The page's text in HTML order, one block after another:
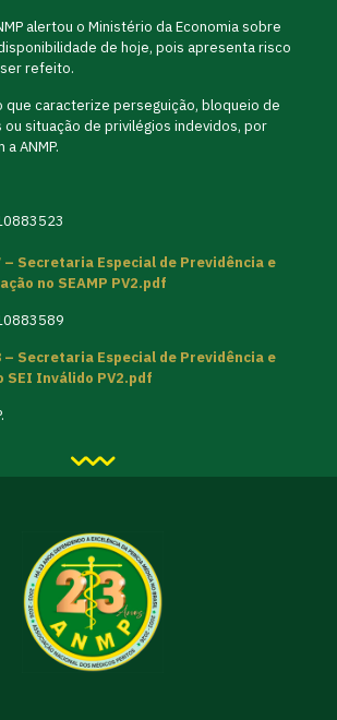
alertou o Ministério da Economia sobre
de hoje, pois apresenta risco
refeito.
que caracterize perseguição, bloqueio de
situação de privilégios indevidos, por
ANMP.
– Secretaria Especial de Previdência e
no SEAMP PV2.pdf
– Secretaria Especial de Previdência e
SEI Inválido PV2.pdf